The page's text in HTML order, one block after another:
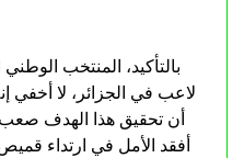
بالتأكيد، المنتخب
لاعب في الجزائر، لا أخفي
أن تحقيق هذا الهدف
أفقد الأمل في ارتداء